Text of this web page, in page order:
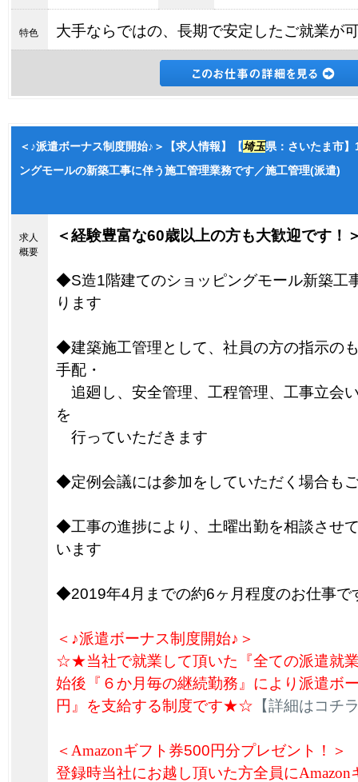
特色 大手ならではの、長期で安定したご就業が
＜♪派遣ボーナス制度開始♪＞【求人情報】【埼玉県：さいたま市
ングモールの新築工事に伴う施工管理業務です／施工管理(派遣)
求人
概要
＜経験豊富な60歳以上の方も大歓迎です！
◆S造1階建てのショッピングモール新築工
ります
◆建築施工管理として、社員の方の指示の
手配・
追廻し、安全管理、工程管理、工事立会
を
行っていただきます
◆定例会議には参加をしていただく場合も
◆工事の進捗により、土曜出勤を相談させ
います
◆2019年4月までの約6ヶ月程度のお仕事で
＜♪派遣ボーナス制度開始♪＞
☆★当社で就業して頂いた『全ての派遣就
始後『６か月毎の継続勤務』により派遣ボ
円』を支給する制度です★☆ 【詳細はコチ
＜ Amazonギフト券500円分プレゼント！＞
登録時当社にお越し頂いた方全員にAmazon